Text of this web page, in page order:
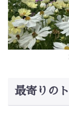
最寄りの